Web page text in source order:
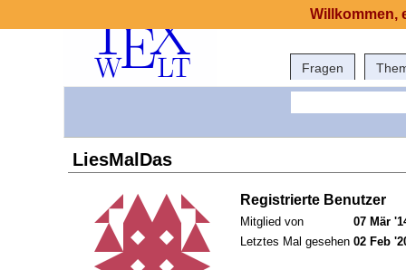
Fragen
LiesMalDas
Registrierte Benutzer
Mitglied von
07 Mär
Letztes Mal gesehen 02 Feb
Willkommen,